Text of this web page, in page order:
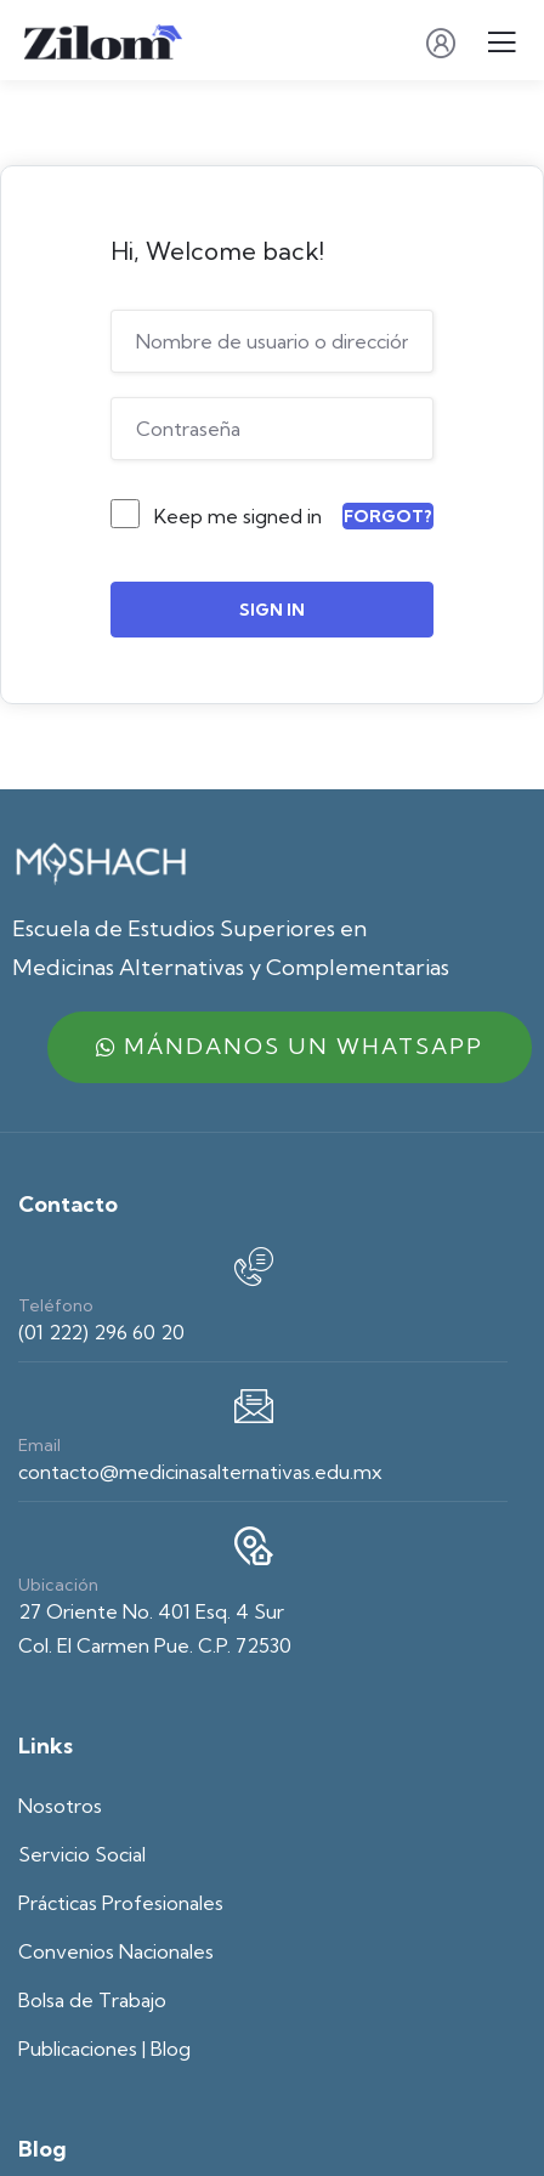
Hi, Welcome back!
Keep me signed in FORGOT?
SIGN IN
Escuela de Estudios Superiores en
Medicinas Alternativas y Complementarias
MÁNDANOS UN WHATSAPP
Contacto
Teléfono
(01 222) 296 60 20
Email
contacto@medicinasalternativas.edu.mx
Ubicación
27 Oriente No. 401 Esq. 4 Sur
Col. El Carmen Pue. C.P. 72530
Links
Nosotros
Servicio Social
Prácticas Profesionales
Convenios Nacionales
Bolsa de Trabajo
Publicaciones | Blog
Blog